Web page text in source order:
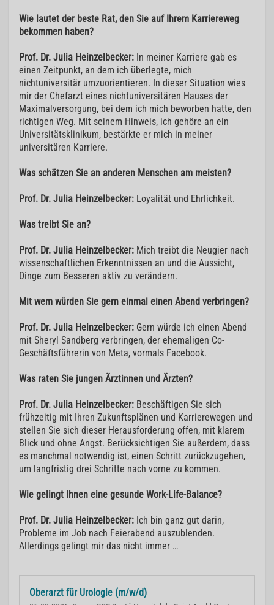
Wie lautet der beste Rat, den Sie auf Ihrem Karriereweg
bekommen haben?
Prof. Dr. Julia Heinzelbecker: In meiner Karriere gab es
einen Zeitpunkt, an dem ich überlegte, mich
nichtuniversitär umzuorientieren. In dieser Situation wies
mir der Chefarzt eines nichtuniversitären Hauses der
Maximalversorgung, bei dem ich mich beworben hatte, den
richtigen Weg. Mit seinem Hinweis, ich gehöre an ein
Universitätsklinikum, bestärkte er mich in meiner
universitären Karriere.
Was schätzen Sie an anderen Menschen am meisten?
Prof. Dr. Julia Heinzelbecker: Loyalität und Ehrlichkeit.
Was treibt Sie an?
Prof. Dr. Julia Heinzelbecker: Mich treibt die Neugier nach
wissenschaftlichen Erkenntnissen an und die Aussicht,
Dinge zum Besseren aktiv zu verändern.
Mit wem würden Sie gern einmal einen Abend verbringen?
Prof. Dr. Julia Heinzelbecker: Gern würde ich einen Abend
mit Sheryl Sandberg verbringen, der ehemaligen Co-
Geschäftsführerin von Meta, vormals Facebook.
Was raten Sie jungen Ärztinnen und Ärzten?
Prof. Dr. Julia Heinzelbecker: Beschäftigen Sie sich
frühzeitig mit Ihren Zukunftsplänen und Karrierewegen und
stellen Sie sich dieser Herausforderung offen, mit klarem
Blick und ohne Angst. Berücksichtigen Sie außerdem, dass
es manchmal notwendig ist, einen Schritt zurückzugehen,
um langfristig drei Schritte nach vorne zu kommen.
Wie gelingt Ihnen eine gesunde Work-Life-Balance?
Prof. Dr. Julia Heinzelbecker: Ich bin ganz gut darin,
Probleme im Job nach Feierabend auszublenden.
Allerdings gelingt mir das nicht immer …
Oberarzt für Urologie (m/w/d)